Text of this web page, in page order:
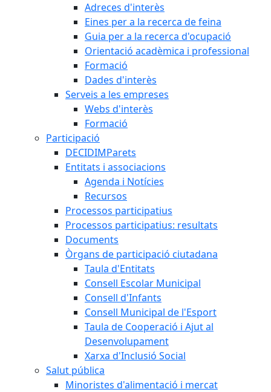
Adreces d'interès
Eines per a la recerca de feina
Guia per a la recerca d'ocupació
Orientació acadèmica i professional
Formació
Dades d'interès
Serveis a les empreses
Webs d'interès
Formació
Participació
DECIDIMParets
Entitats i associacions
Agenda i Notícies
Recursos
Processos participatius
Processos participatius: resultats
Documents
Òrgans de participació ciutadana
Taula d'Entitats
Consell Escolar Municipal
Consell d'Infants
Consell Municipal de l'Esport
Taula de Cooperació i Ajut al
Desenvolupament
Xarxa d'Inclusió Social
Salut pública
Minoristes d'alimentació i mercat